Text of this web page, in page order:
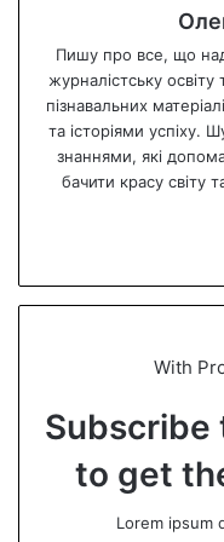
Пишу про все, що
журналістську освіту
пізнавальних
та історіями успіху.
знаннями, які
бачити красу світу
With
Subscribe
to get
Lorem ipsum